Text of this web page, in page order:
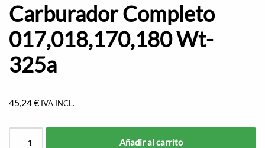
Carburador Completo
017,018,170,180 Wt-
325a
45,24€ IVA INCL.
Añadir al carrito